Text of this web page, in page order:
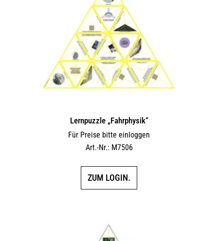
Lernpuzzle „Fahrphysik“
Für Preise bitte einloggen
Art.-Nr.: M7506
ZUM LOGIN.